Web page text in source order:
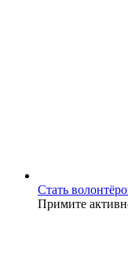
Стать
Примите